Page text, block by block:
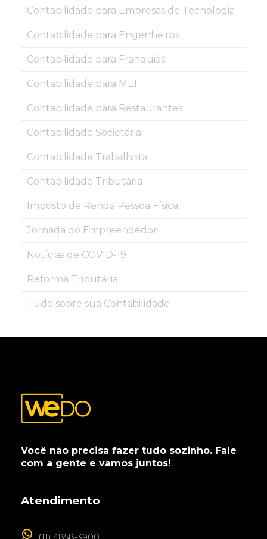
Contabilidade para Empresas de Tecnologia
Contabilidade para Engenheiros
Contabilidade para Franquias
Contabilidade para MEI
Contabilidade para Restaurantes
Contabilidade Societária
Contabilidade Trabalhista
Contabilidade Tributária
Imposto de Renda Pessoa Física
Jornada do Empreendedor
Notícias de COVID-19
Reforma Tributária
Tudo sobre sua Contabilidade
Você não precisa fazer tudo sozinho. Fale
com a gente e vamos juntos!
Atendimento